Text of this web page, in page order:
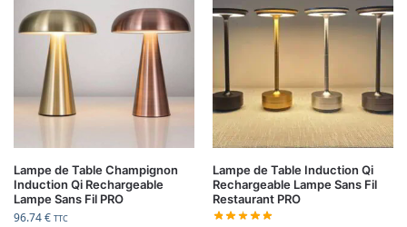
Lampe de Table Champignon
Induction Qi Rechargeable
Lampe Sans Fil PRO
96.74€ TTC
Lampe de Table Induction Qi
Rechargeable Lampe Sans Fil
Restaurant PRO